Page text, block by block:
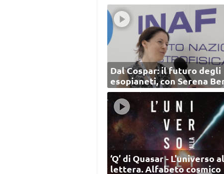
Dal Cospar: il futuro degli
esopianeti, con Serena
‘Q’ di Quasar - L'universo
lettera. Alfabeto cosmico